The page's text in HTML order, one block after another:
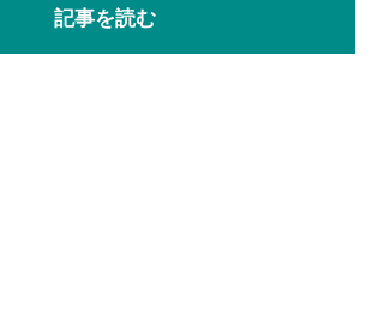
記事を読む